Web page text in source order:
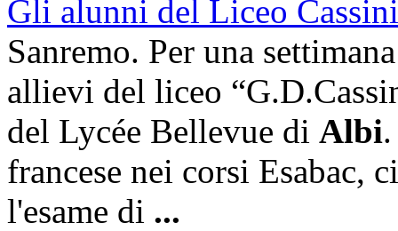
Gli alunni del Liceo
Sanremo. Per una
allievi del liceo
del Lycée Bellevue di Albi
francese nei corsi Esabac,
l'esame di ...